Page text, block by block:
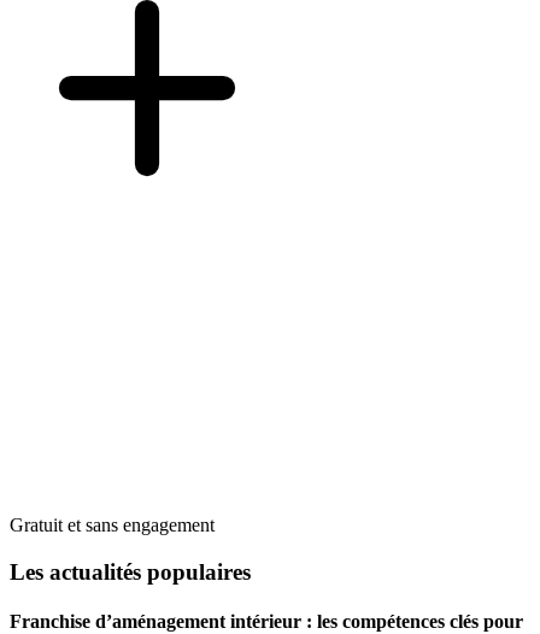
Gratuit et sans engagement
Les actualités populaires
Franchise d’aménagement intérieur : les compétences clés pour